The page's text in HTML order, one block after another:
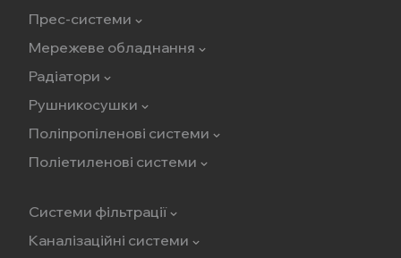
Прес-системи
Мережеве обладнання
Радіатори
Рушникосушки
Поліпропіленові системи
Поліетиленові системи
Системи фільтрації
Каналізаційні системи